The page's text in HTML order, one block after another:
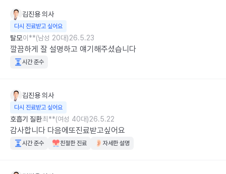
김진용의사
다시 진료받고 싶어요
탈모이**(남성 20대)26.5.23
깔끔하게 잘 설명하고 얘기해주셨습니다
시간 준수
김진용의사
다시 진료받고 싶어요
호흡기 질환최**(여성 40대)26.5.22
감사합니다 다음에또진료받고싶어요
시간 준수 친절한 진료 자세한 설명